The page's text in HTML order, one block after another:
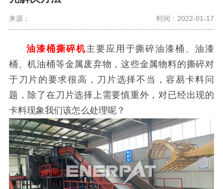
来源： 时间：2022-01-17
油漆桶撕碎机主要应用于撕碎油漆桶、油漆
桶、机油桶等金属废弃物，这些金属物料的撕碎对
于刀片的要求很高，刀片选择不当，容易卡料问
题，除了在刀片选择上需要慎重外，对已经出现的
卡料现象我们该怎么处理呢？